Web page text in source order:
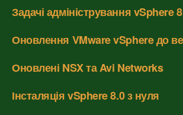
Задачі адміністрування vSphere
Оновлення VMware vSphere до
Оновлені NSX та Avi Networks
Інсталяція vSphere 8.0 з нуля